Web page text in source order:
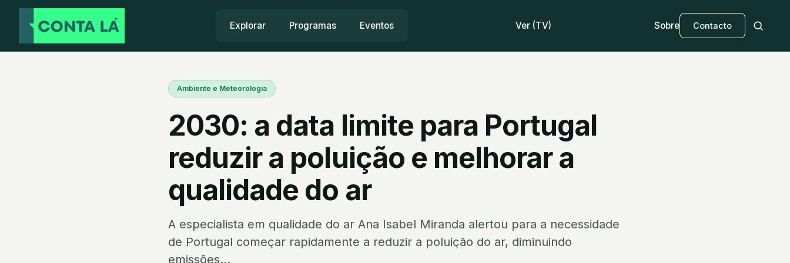
Explorar Programas Eventos Ver (TV) Sobre Contacto
Ambiente e Meteorologia
2030: a data limite para Portugal
reduzir a poluição e melhorar a
qualidade do ar
A especialista em qualidade do ar Ana Isabel Miranda alertou para a necessidade
de Portugal começar rapidamente a reduzir a poluição do ar, diminuindo
emissões...